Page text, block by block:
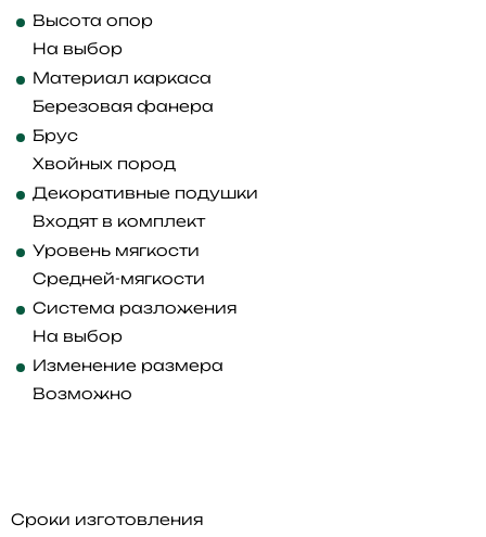
Высота опор
На выбор
Материал каркаса
Березовая фанера
Брус
Хвойных пород
Декоративные подушки
Входят в комплект
Уровень мягкости
Средней-мягкости
Система разложения
На выбор
Изменение размера
Возможно
Сроки изготовления